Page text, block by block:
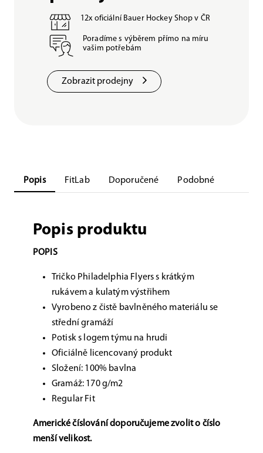
12x oficiální Bauer Hockey Shop v ČR
Poradíme s výběrem přímo na míru
vašim potřebám
Zobrazit prodejny
Popis FitLab Doporučené Podobné
Popis produktu
POPIS
Tričko Philadelphia Flyers s krátkým
rukávem a kulatým výstřihem
Vyrobeno z čistě bavlněného materiálu se
střední gramáží
Potisk s logem týmu na hrudi
Oficiálně licencovaný produkt
Složení: 100% bavlna
Gramáž: 170 g/m2
Regular Fit
Americké číslování doporučujeme zvolito číslo
menší velikost.